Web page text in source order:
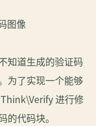
图像
道生成的验证码
为了实现一个能够
进行修
代码块。